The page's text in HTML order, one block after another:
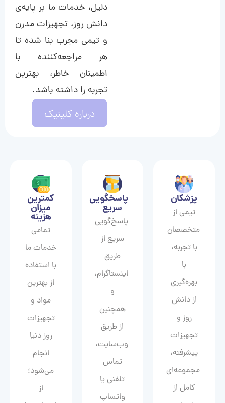
دلیل، خدمات ما بر پایه‌ی
دانش روز، تجهیزات مدرن
و تیمی مجرب بنا شده تا
هر مراجعه‌کننده با
اطمینان خاطر، بهترین
تجربه را داشته باشد.
درباره کلینیک
پزشکان
تیمی از
متخصصان
با تجربه،
با
بهره‌گیری
از دانش
روز و
تجهیزات
پیشرفته،
مجموعه‌ای
کامل از
پاسخگویی
سریع
پاسخ‌گویی
سریع از
طریق
اینستاگرام،
و
همچنین
از طریق
وب‌سایت،
تماس
تلفنی یا
واتساپ
کمترین
میزان
هزینه
تمامی
خدمات ما
با استفاده
از بهترین
مواد و
تجهیزات
روز دنیا
انجام
می‌شود؛
از